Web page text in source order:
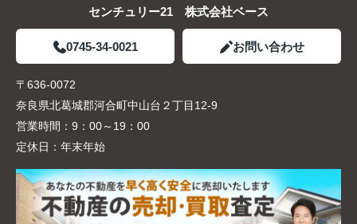
センチュリー21 株式会社ベース
0745-34-0021 お問い合わせ
〒636-0072
奈良県北葛城郡河合町中山台２丁目12-9
営業時間： 9：00～19：00
定休日： 年末年始